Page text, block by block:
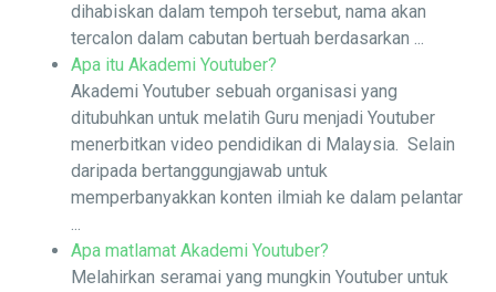
dihabiskan dalam tempoh tersebut, nama akan
tercalon dalam cabutan bertuah berdasarkan ...
Apa itu Akademi Youtuber?
Akademi Youtuber sebuah organisasi yang
ditubuhkan untuk melatih Guru menjadi Youtuber
menerbitkan video pendidikan di Malaysia. Selain
daripada bertanggungjawab untuk
memperbanyakkan konten ilmiah ke dalam pelantar
...
Apa matlamat Akademi Youtuber?
Melahirkan seramai yang mungkin Youtuber untuk